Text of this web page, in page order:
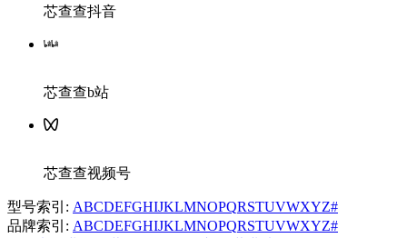
芯查查抖音
芯查查b站
芯查查视频号
型号索引: ABCDEFGHIJKLMNOPQRSTUVWXYZ#
品牌索引: ABCDEFGHIJKLMNOPQRSTUVWXYZ#